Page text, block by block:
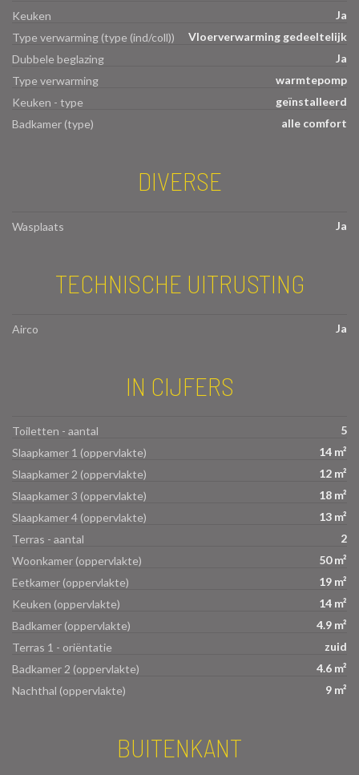
Keuken
Ja
Type verwarming (type (ind/coll))
Vloerverwarming gedeeltelijk
Dubbele beglazing
Ja
Type verwarming
warmtepomp
Keuken - type
geïnstalleerd
Badkamer (type)
alle comfort
DIVERSE
Wasplaats Ja
TECHNISCHE UITRUSTING
Airco Ja
IN CIJFERS
Toiletten - aantal
5
Slaapkamer 1 (oppervlakte)
14 m²
Slaapkamer 2 (oppervlakte)
12 m²
Slaapkamer 3 (oppervlakte)
18 m²
Slaapkamer 4 (oppervlakte)
13 m²
Terras - aantal
2
Woonkamer (oppervlakte)
50 m²
Eetkamer (oppervlakte)
19 m²
Keuken (oppervlakte)
14 m²
Badkamer (oppervlakte)
4.9 m²
Terras 1 - oriëntatie
zuid
Badkamer 2 (oppervlakte)
4.6 m²
Nachthal (oppervlakte)
9 m²
BUITENKANT